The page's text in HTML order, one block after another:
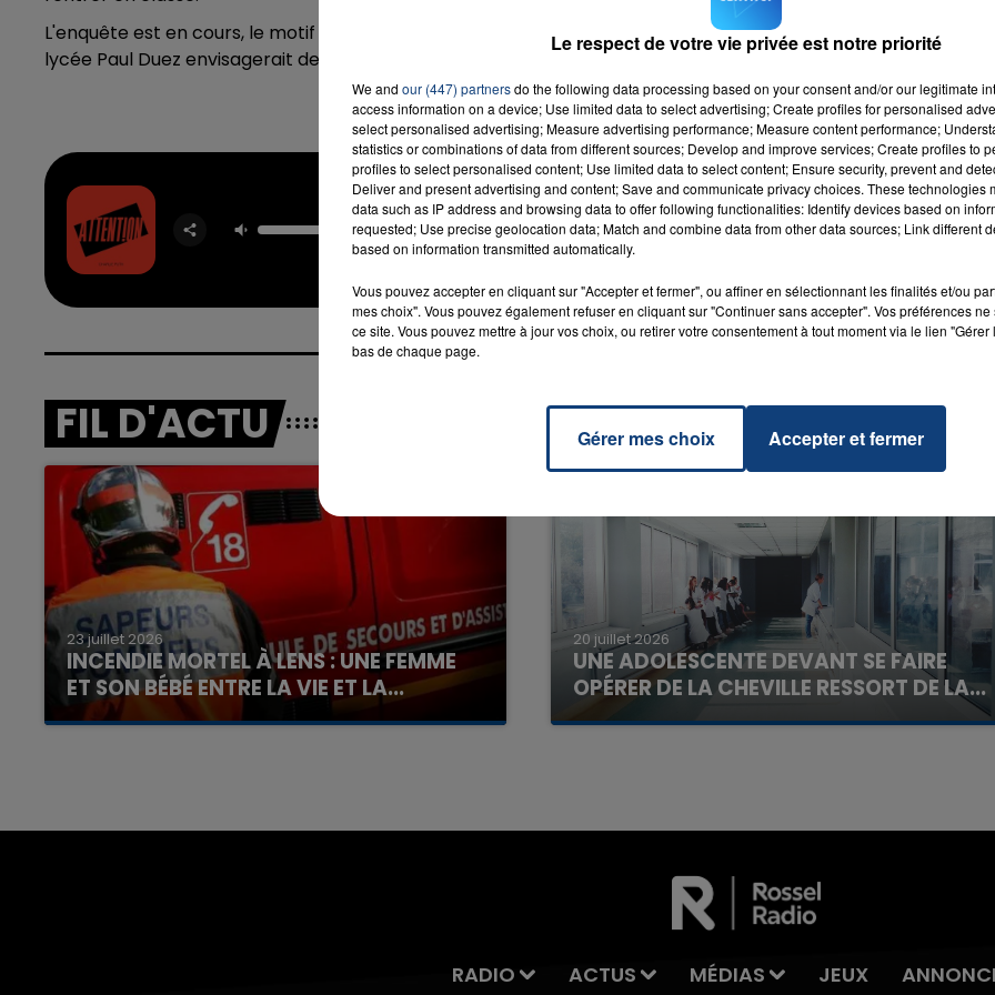
L'enquête est en cours, le motif de l'agression notamment reste inconnu pour l'instant. Selon
La Voix du Nord
lycée Paul Duez envisagerait de ne pas reprendre en cours le lycéen auteur présumé du coup de couteau.
Attention
CHARLIE PUTH
RADIO CONTACT
FIL D'ACTU
23 juillet 2026
INCENDIE MORTEL À LENS : UNE FEMME
ET SON BÉBÉ ENTRE LA VIE ET LA...
Un homme s'est immolé par le feu après avoir
20 juillet 2026
UNE ADOLESCENTE DEVANT SE FAIRE
OPÉRER DE LA CHEVILLE RESSORT DE LA...
La famille a porté plainte contre la clinique qui a
7h00 - 11h00
RADIO ACTUS MÉDIAS JEUX
Le respect de votre vie privée est notre priorité
We and our (447) partnersdo the following data processing based on your consent and/or our legitimate
access information on a device; Use limited data to select advertising; Create profiles for personalised
select personalised advertising; Measure advertising performance; Measure content performance;
statistics or combinations of data from different sources; Develop and improve services; Create profiles to
profiles to select personalised content; Use limited data to select content; Ensure security, prevent and
Deliver and present advertising and content; Save and communicate privacy choices. These technologies
data such as IP address and browsing data to offer following functionalities: Identify devices based on
requested; Use precise geolocation data; Match and combine data from other data sources; Link different
based on information transmitted automatically.
Vous pouvez accepter en cliquant sur "Accepter et fermer", ou affiner en sélectionnant les finalités et/ou
mes choix". Vous pouvez également refuser en cliquant sur "Continuer sans accepter". Vos préférences
ce site. Vous pouvez mettre à jour vos choix, ou retirer votre consentement à tout moment via le lien
bas de chaque page.
Gérer mes choix Accepter et fermer